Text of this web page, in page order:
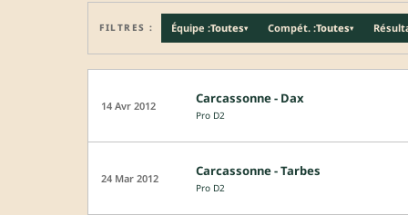
FILTRES : Équipe :Toutes▾ Compét. :Toutes▾
14 Avr 2012 Carcassonne - Dax
Pro D2
24 Mar 2012 Carcassonne - Tarbes
Pro D2